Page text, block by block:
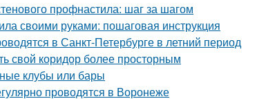
профнастила: шаг за шагом
своими руками: пошаговая инструкция
в Санкт-Петербурге в летний период
свой коридор более просторным
клубы или бары
проводятся в Воронеже